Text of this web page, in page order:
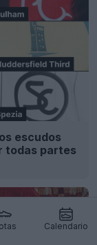
Calendario
escudos
todas partes